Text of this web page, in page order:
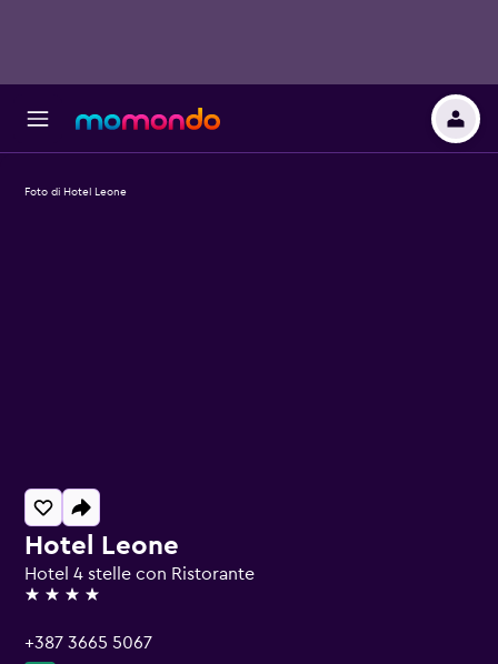
Hotel Leone
Hotel 4 stelle con Ristorante
4 stelle
+387 3665 5067
Foto di Hotel Leone